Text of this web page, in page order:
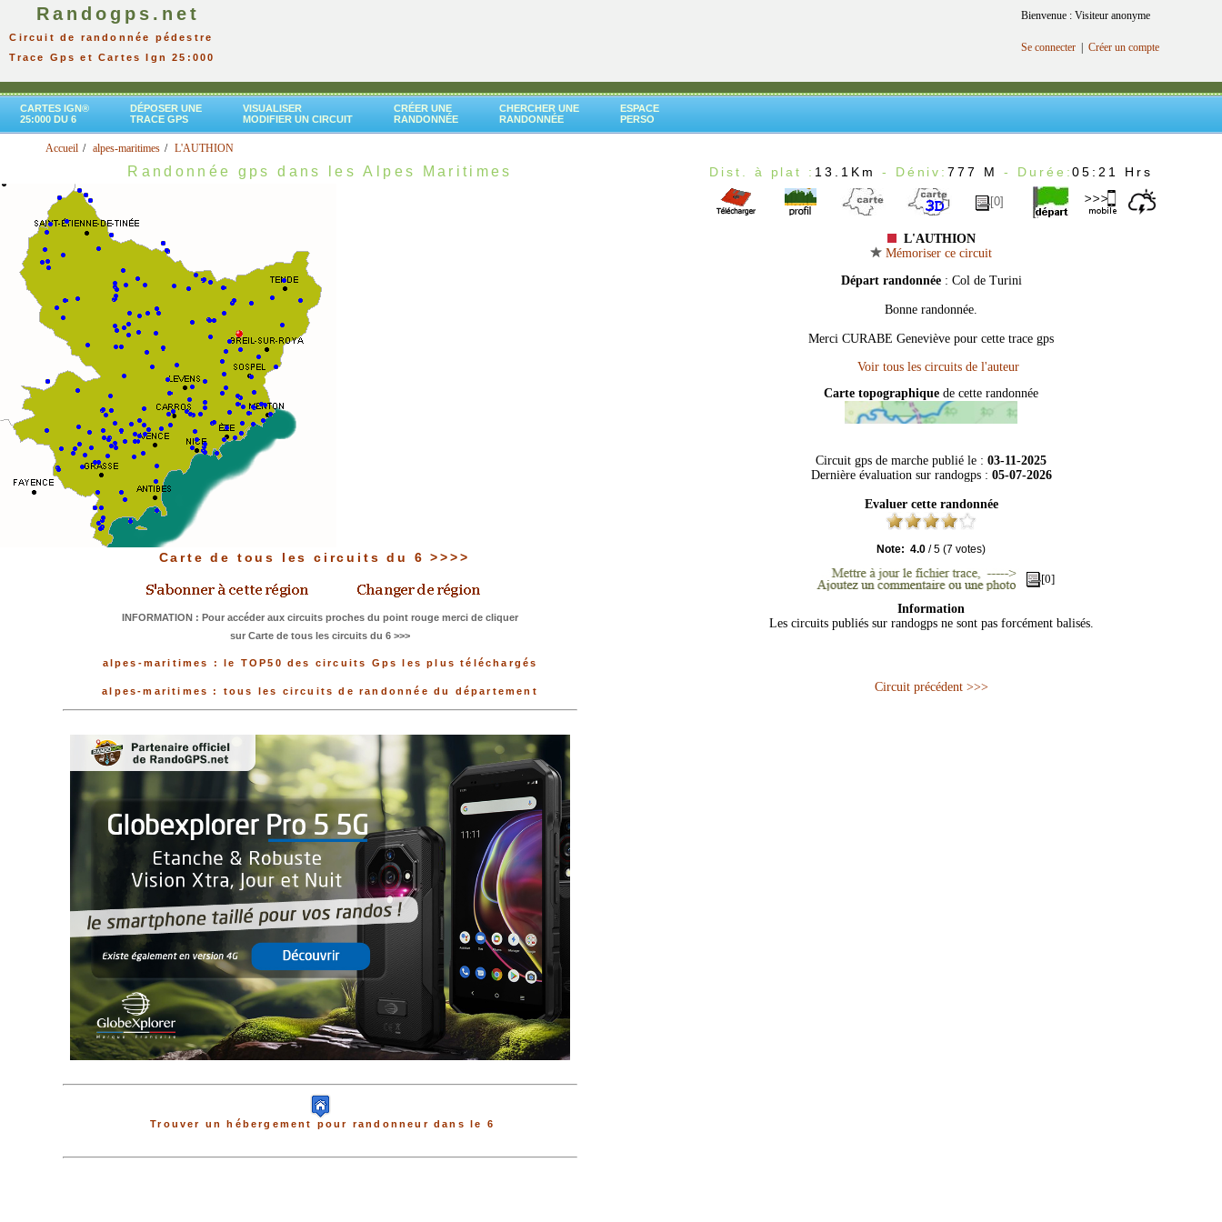
Randogps.net
Circuit de randonnée pédestre
Trace Gps et Cartes Ign 25:000
Bienvenue : Visiteur anonyme
Se connecter Créer un compte
CARTES IGN®
25:000 DU 6
DÉPOSER UNE
TRACE GPS
VISUALISER
MODIFIER UN CIRCUIT
CRÉER UNE
RANDONNÉE
CHERCHER UNE
RANDONNÉE
ESPACE
PERSO
Accueil alpes-maritimes L'AUTHION
Randonnée gps dans les Alpes Maritimes
Carte de tous les circuits du 6 >>>>
INFORMATION : Pour accéder aux circuits proches du point rouge merci de cliquer
sur Carte de tous les circuits du 6 >>>
alpes-maritimes : le TOP50 des circuits Gps les plus téléchargés
alpes-maritimes : tous les circuits de randonnée du département
Trouver un hébergement pour randonneur dans le 6
Dist. à plat : 13.1Km - Déniv:777 M - Durée:05:21 Hrs
[0]
L'AUTHION
Mémoriser ce circuit
Départ randonnée : Col de Turini
Bonne randonnée.
Merci CURABE Geneviève pour cette trace gps
Carte topographique de cette randonnée
Circuit gps de marche publié le : 03-11-2025
Dernière évaluation sur randogps : 05-07-2026
Evaluer cette randonnée
Note: 4.0 /5 (7 votes)
[0]
Information
Les circuits publiés sur randogps ne sont pas forcément balisés.
Circuit précédent >>>